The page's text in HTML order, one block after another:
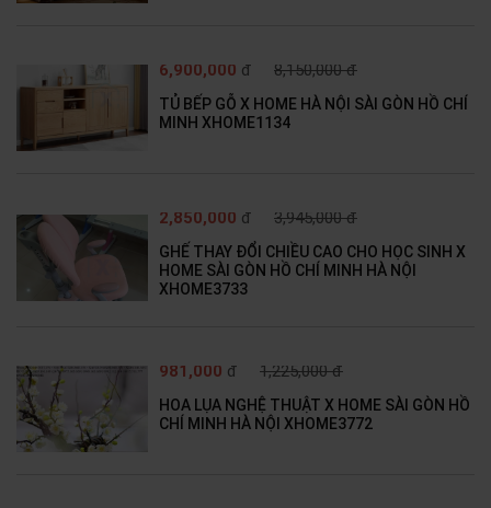
6,900,000 đ 8,150,000 đ
TỦ BẾP GỖ X HOME HÀ NỘI SÀI GÒN HỒ CHÍ
MINH XHOME1134
2,850,000 đ 3,945,000 đ
GHẾ THAY ĐỔI CHIỀU CAO CHO HỌC SINH X
HOME SÀI GÒN HỒ CHÍ MINH HÀ NỘI
XHOME3733
981,000 đ 1,225,000 đ
HOA LỤA NGHỆ THUẬT X HOME SÀI GÒN HỒ
CHÍ MINH HÀ NỘI XHOME3772